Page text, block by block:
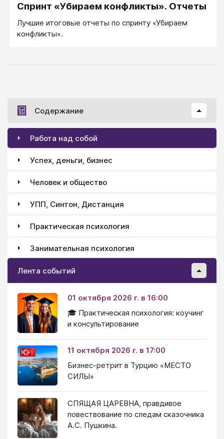
Спринт «Убираем конфликты». Отчеты
Лучшие итоговые отчеты по спринту «Убираем
конфликты».
Содержание
Работа над собой
Успех, деньги, бизнес
Человек и общество
УПП, Синтон, Дистанция
Практическая психология
Занимательная психология
Лента событий
01 октября 2026 г. в 16:00
🎓 Практическая психология: коучинг
и консультирование
11 октября 2026 г. в 17:00
Бизнес-ретрит в Турцию «МЕСТО
СИЛЫ»
СПЯЩАЯ ЦАРЕВНА, правдивое
повествование по следам сказочника
А.С. Пушкина.